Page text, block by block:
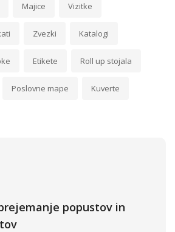
Majice Vizitke
Zvezki Katalogi
Etikete Roll up stojala
Poslovne mape Kuverte
popustov in